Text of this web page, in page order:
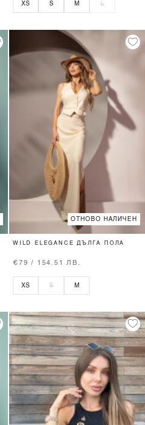
XS S M L
ОТНОВО НАЛИЧЕН
WILD ELEGANCE ДЪЛГА ПОЛА
€79 / 154.51 ЛВ.
XS S M